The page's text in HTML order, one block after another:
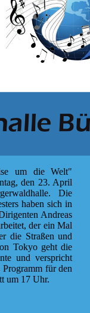
um die Welt"
den 23. April
Die
haben sich in
Andreas
der ein Mal
die Straßen und
Tokyo geht die
und verspricht
Programm für den
um 17 Uhr.